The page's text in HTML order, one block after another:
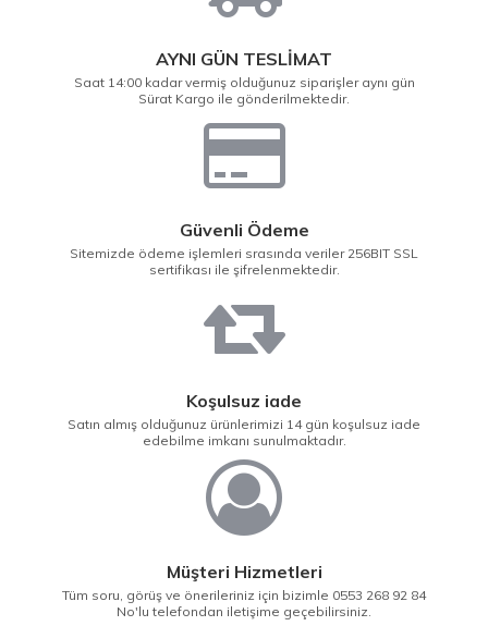
AYNI GÜN TESLİMAT
Saat 14:00 kadar vermiş olduğunuz siparişler aynı gün
Sürat Kargo ile gönderilmektedir.
Güvenli Ödeme
Sitemizde ödeme işlemleri srasında veriler 256BIT SSL
sertifikası ile şifrelenmektedir.
Koşulsuz iade
Satın almış olduğunuz ürünlerimizi 14 gün koşulsuz iade
edebilme imkanı sunulmaktadır.
Müşteri Hizmetleri
Tüm soru, görüş ve önerileriniz için bizimle 0553 268 92 84
No'lu telefondan iletişime geçebilirsiniz.